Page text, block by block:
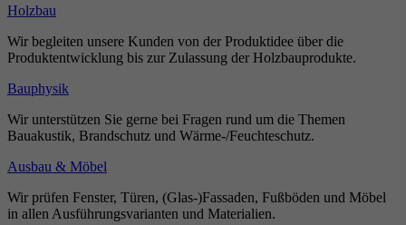
Holzbau
Wir begleiten unsere Kunden von der Produktidee über die
Produktentwicklung bis zur Zulassung der Holzbauprodukte.
Bauphysik
Wir unterstützen Sie gerne bei Fragen rund um die Themen
Bauakustik, Brandschutz und Wärme-/Feuchteschutz.
Ausbau & Möbel
Wir prüfen Fenster, Türen, (Glas-)Fassaden, Fußböden und Möbel
in allen Ausführungsvarianten und Materialien.